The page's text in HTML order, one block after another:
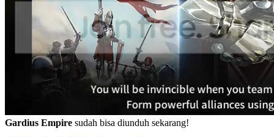
Gardius Empire sudah bisa diunduh sekarang!